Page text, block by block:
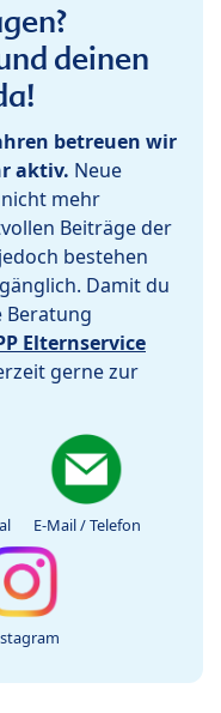
deinen
betreuen wir
aktiv. Neue
mehr
Beiträge der
bestehen
Damit du
Beratung
Elternservice
gerne zur
E-Mail / Telefon